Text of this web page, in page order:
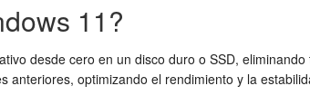
11?
desde cero en un disco duro o SSD,
anteriores, optimizando el rendimiento y la